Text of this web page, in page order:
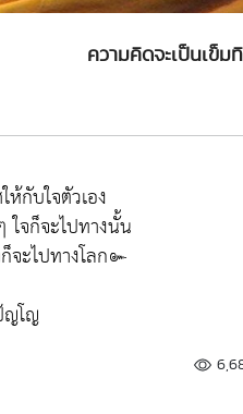
ความคิดจะเป็นเข็ม
กับใจตัวเอง
ใจก็จะไปทางนั้น
จะไปทางโลก๛
ญโญ